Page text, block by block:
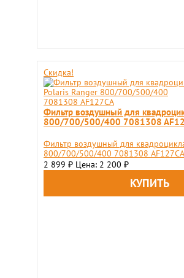
Скидка!
Фильтр воздушный для
800/700/500/400 7081308
Фильтр воздушный для
800/700/500/400 7081308 AF127CA
2 899 ₽ Цена: 2 200 ₽